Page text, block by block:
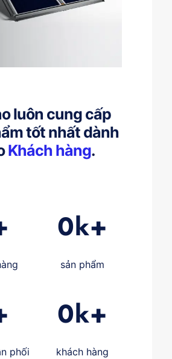
luôn cung cấp
tốt nhất dành
Khách hàng.
sản phẩm
0k+
phối khách hàng
0k+